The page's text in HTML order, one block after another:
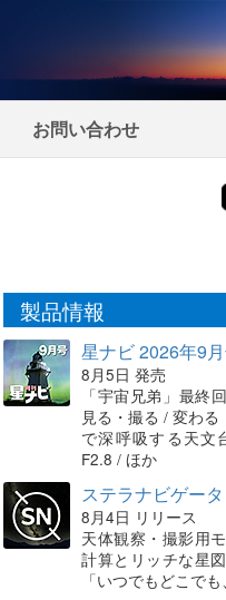
お問い合わせ
製品情報
星ナビ 2026年9
8月5日 発売
「宇宙兄弟」最終
見る・撮る / 変わ
で深呼吸する天文
F2.8 / ほか
ステラナビゲー
8月4日 リリース
天体観察・撮影用
計算とリッチな星
「いつでもどこで